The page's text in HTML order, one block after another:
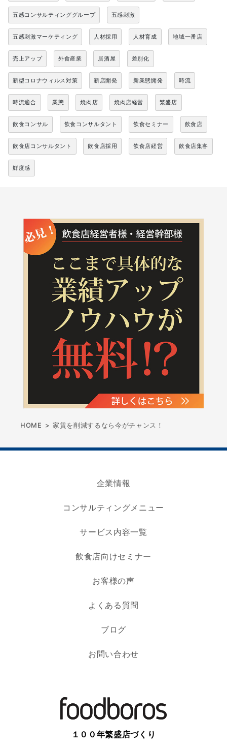
五感コンサルティンググループ 五感刺激
五感刺激マーケティング 人材採用 人材育成 地域一番店
売上アップ 外食産業 居酒屋 差別化
新型コロナウィルス対策 新店開発 新業態開発 時流
時流適合 業態 焼肉店 焼肉店経営 繁盛店
飲食コンサル 飲食コンサルタント 飲食セミナー 飲食店
飲食店コンサルタント 飲食店採用 飲食店経営 飲食店集客
鮮度感
HOME > 家賃を削減するなら今がチャンス！
企業情報
コンサルティングメニュー
サービス内容一覧
飲食店向けセミナー
お客様の声
よくある質問
ブログ
お問い合わせ
１００年繁盛店づくり